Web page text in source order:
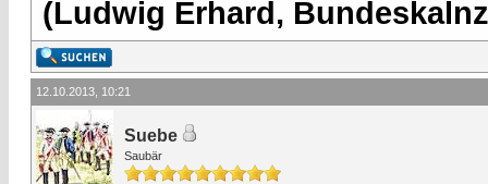
(Ludwig Erhard,
12.10.2013, 10:21
Suebe
Saubär